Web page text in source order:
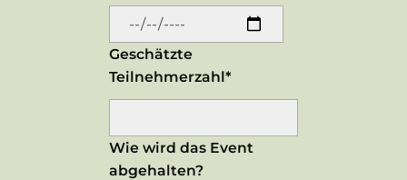
Geschätzte
Teilnehmerzahl*
Wie wird das Event
abgehalten?